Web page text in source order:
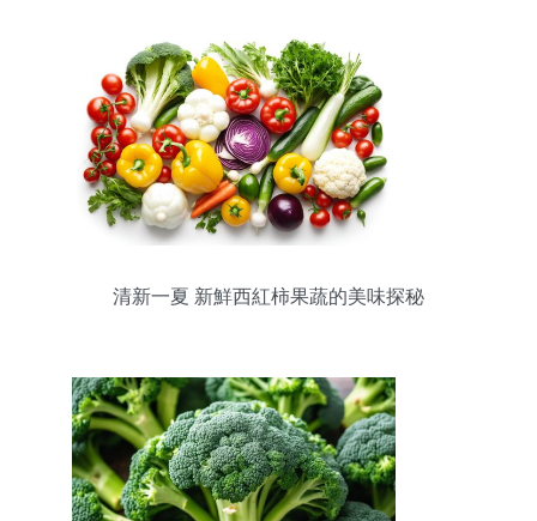
清新一夏 新鮮西紅柿果蔬的美味探秘